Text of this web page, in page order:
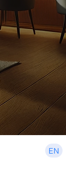
EN